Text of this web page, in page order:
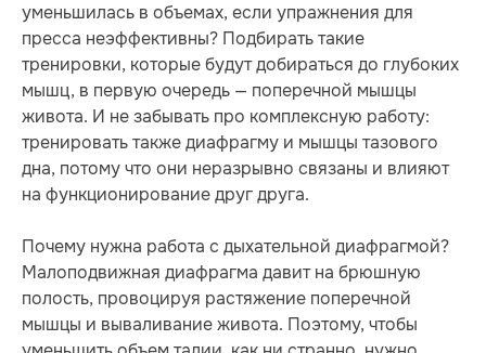
уменьшилась в объемах, если упражнения для
пресса неэффективны? Подбирать такие
тренировки, которые будут добираться до глубоких
мышц, в первую очередь — поперечной мышцы
живота. И не забывать про комплексную работу:
тренировать также диафрагму и мышцы тазового
дна, потому что они неразрывно связаны и влияют
на функционирование друг друга.
Почему нужна работа с дыхательной диафрагмой?
Малоподвижная диафрагма давит на брюшную
полость, провоцируя растяжение поперечной
мышцы и вываливание живота. Поэтому, чтобы